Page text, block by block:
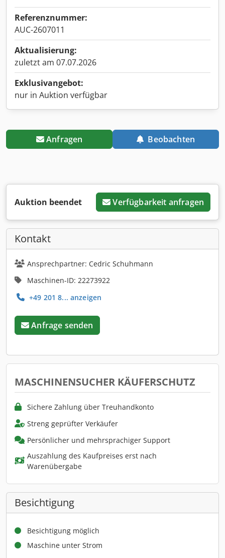
Referenznummer:
AUC-2607011
Aktualisierung:
zuletzt am 07.07.2026
Exklusivangebot:
nur in Auktion verfügbar
Anfragen Beobachten
Auktion beendet Verfügbarkeit anfragen
Kontakt
Ansprechpartner: Cedric Schuhmann
Maschinen-ID: 22273922
+49 201 8... anzeigen
Anfrage senden
MASCHINENSUCHER KÄUFERSCHUTZ
Sichere Zahlung über Treuhandkonto
Streng geprüfter Verkäufer
Persönlicher und mehrsprachiger Support
Auszahlung des Kaufpreises erst nach
Warenübergabe
Besichtigung
Besichtigung möglich
Maschine unter Strom